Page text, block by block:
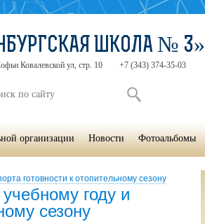
готовности к отопительному сезону
году и
сезону
ШКОЛА № 3»
Ковалевской ул, стр. 10 +7 (343) 374-35-03
организации Новости Фотоальбомы